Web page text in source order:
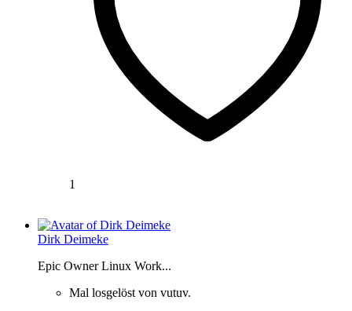
1
Dirk Deimeke
Epic Owner Linux Work...
Mal losgelöst von vutuv.